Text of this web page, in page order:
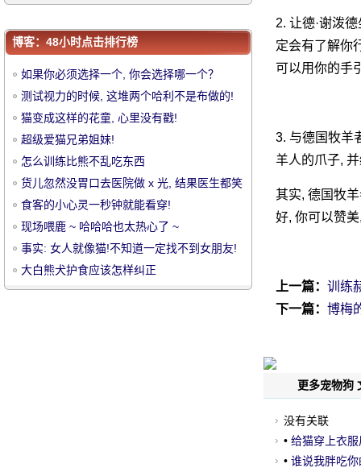
华
宠
2. 让德·谢泼
定会有了解你
可以用你的手
3. 与德国牧羊
羊人的爪子,
其实, 德国牧
好, 你可以赞
上一篇： 训练
下一篇： 博梅
更多宠物狗
没有关联
• 给猫穿上衣
• 谁说我胖吃
博客：48小时点击排行榜
如果你必须选择一个, 你会选择哪一个？
测试视力的时候, 这堆两个哈利不是布做的!
猫变成这样的花童, 心里没有戳!
超级爱猫兄弟姐妹!
怎么训练比熊不乱吃东西
货儿忽然没胃口去医院做 x 光, 结果医生都笑
了.....。
食客的小心灵一秒钟就能看穿!
现场喂鹿 ~ 哈哈哈也太热心了 ~
事实: 女人就像猫!不知道一定找不到女朋友!
大白熊犬护食应该怎样纠正